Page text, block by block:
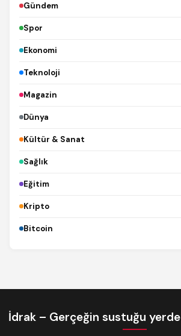
Gündem
Spor
Ekonomi
Teknoloji
Magazin
Dünya
Kültür & Sanat
Sağlık
Eğitim
Kripto
Bitcoin
İdrak – Gerçeğin sustuğu